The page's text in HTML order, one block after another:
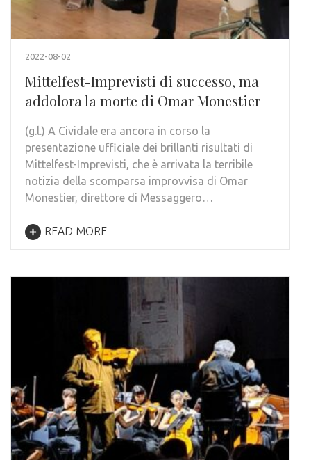
2022-08-02
Mittelfest-Imprevisti di successo, ma
addolora la morte di Omar Monestier
(g.l.) A Cividale era ancora in corso la
presentazione ufficiale dei brillanti risultati di
Mittelfest-Imprevisti, che è arrivata la terribile
notizia della scomparsa improvvisa di Omar
Monestier, direttore di Messaggero…
READ MORE